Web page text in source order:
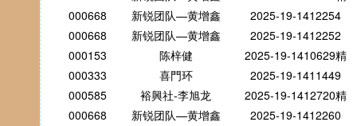
000668
新锐团队—黄增鑫
2025-19-1412254
000668
新锐团队—黄增鑫
2025-19-1412252
000153
陈梓健
2025-19-1410629精
000333
喜門环
2025-19-1411449
000585
裕興社-李旭龙
2025-19-1412720精
000668
新锐团队—黄增鑫
2025-19-1412260